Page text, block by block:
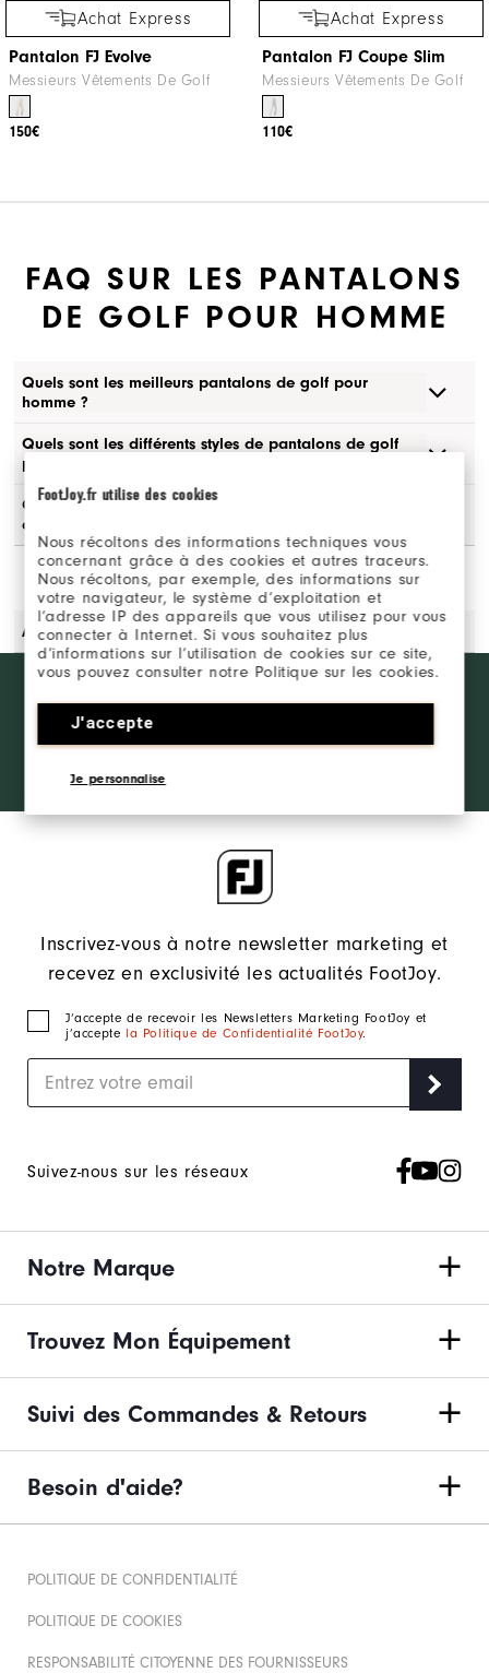
FootJoy.fr utilise des cookies
Nous récoltons des informations techniques vous
concernant grâce à des cookies et autres traceurs.
Nous récoltons, par exemple, des informations sur
votre navigateur, le système d’exploitation et
l’adresse IP des appareils que vous utilisez pour vous
connecter à Internet. Si vous souhaitez plus
d’informations sur l’utilisation de cookies sur ce site,
vous pouvez consulter notre Politique sur les cookies.
J'accepte
Je personnalise
Achat Express
Pantalon FJ Evolve
Messieurs Vêtements De Golf
150€
Achat Express
Pantalon FJ Coupe Slim
Messieurs Vêtements De Golf
110€
FAQ SUR LES PANTALONS
DE GOLF POUR HOMME
Quels sont les meilleurs pantalons de golf pour
homme ?
Quels sont les différents styles de pantalons de golf
pour homme ?
Quelles caractéristiques rechercher dans un pantalon
de golf pour homme ?
Avec quoi porter un pantalon de golf pour homme ?
Want behind
the ropes
exclusive
Inscrivez-vous à notre newsletter marketing et
recevez en exclusivité les actualités FootJoy.
J‘accepte de recevoir les Newsletters Marketing FootJoy et
j’accepte la Politique de Confidentialité FootJoy.
Suivez-nous sur les réseaux
Notre Marque
Trouvez Mon Équipement
Suivi des Commandes & Retours
Besoin d'aide?
POLITIQUE DE CONFIDENTIALITÉ
POLITIQUE DE COOKIES
RESPONSABILITÉ CITOYENNE DES FOURNISSEURS